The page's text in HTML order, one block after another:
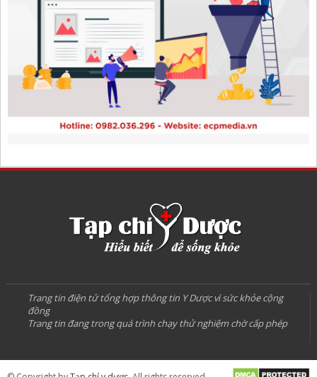
Trang tin điện tử tổng hợp thông tin Y Dược vì sức khỏe cộng
đồng
Trang tin đang trong quá trình chạy thử nghiệm chờ cấp phép